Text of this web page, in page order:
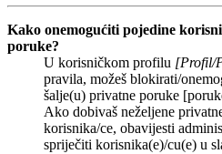
Kako onemogućiti pojedine
poruke?
U korisničkom profilu [Profil/
pravila, možeš blokirati/
šalje(u) privatne poruke
Ako dobivaš neželjene
korisnika/ce, obavijesti
spriječiti korisnika(e)/cu(e) u